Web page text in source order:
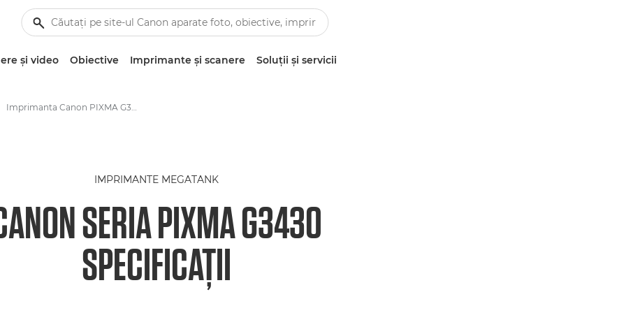
şi video Obiective Imprimante şi scanere Soluţii şi servicii
Imprimanta Canon PIXMA G3430 – Specificaţii
IMPRIMANTE MEGATANK
SERIA PIXMA G3430
SPECIFICAŢII